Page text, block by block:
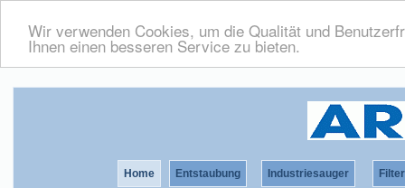
Wir verwenden Cookies, um die Qualität und
Ihnen einen besseren Service zu bieten.
Home Entstaubung Industriesauger